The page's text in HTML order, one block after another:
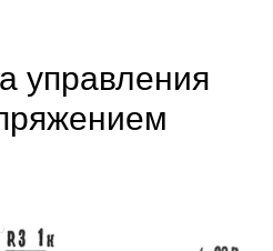
управления